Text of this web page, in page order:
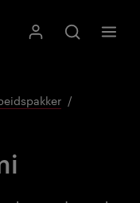
Mitt Kristiania
Åpne søk
Søk
Meny